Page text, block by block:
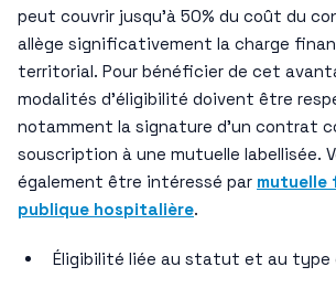
peut couvrir jusqu’à 50% du coût du
allège significativement la charge
territorial. Pour bénéficier de cet
modalités d’éligibilité doivent être
notamment la signature d’un contrat
souscription à une mutuelle labellisée.
également être intéressé par mutuelle
publique hospitalière.
Éligibilité liée au statut et au